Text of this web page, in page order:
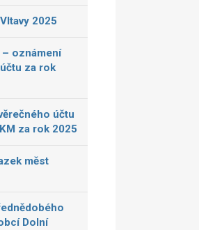
2025
– oznámení
za rok
účtu
za rok 2025
měst
Dolní